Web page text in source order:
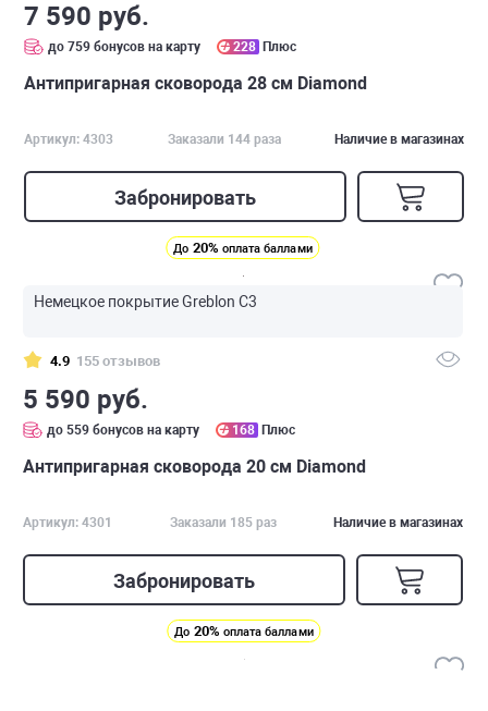
7 590 руб.
до 759 бонусов на карту 228 Плюс
Антипригарная сковорода 28 см Diamond
Артикул: 4303 Заказали 144 раза Наличие в магазинах
Забронировать
До 20% оплата баллами
Немецкое покрытие Greblon C3
4.9 155 отзывов
5 590 руб.
до 559 бонусов на карту 168 Плюс
Антипригарная сковорода 20 см Diamond
Артикул: 4301 Заказали 185 раз Наличие в магазинах
Забронировать
До 20% оплата баллами